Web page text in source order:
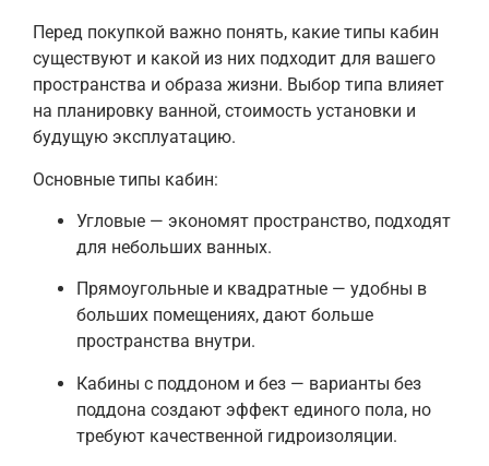
Перед покупкой важно понять, какие типы кабин
существуют и какой из них подходит для вашего
пространства и образа жизни. Выбор типа влияет
на планировку ванной, стоимость установки и
будущую эксплуатацию.
Основные типы кабин:
Угловые — экономят пространство, подходят
для небольших ванных.
Прямоугольные и квадратные — удобны в
больших помещениях, дают больше
пространства внутри.
Кабины с поддоном и без — варианты без
поддона создают эффект единого пола, но
требуют качественной гидроизоляции.